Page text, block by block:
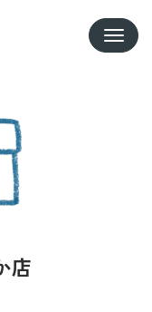
店